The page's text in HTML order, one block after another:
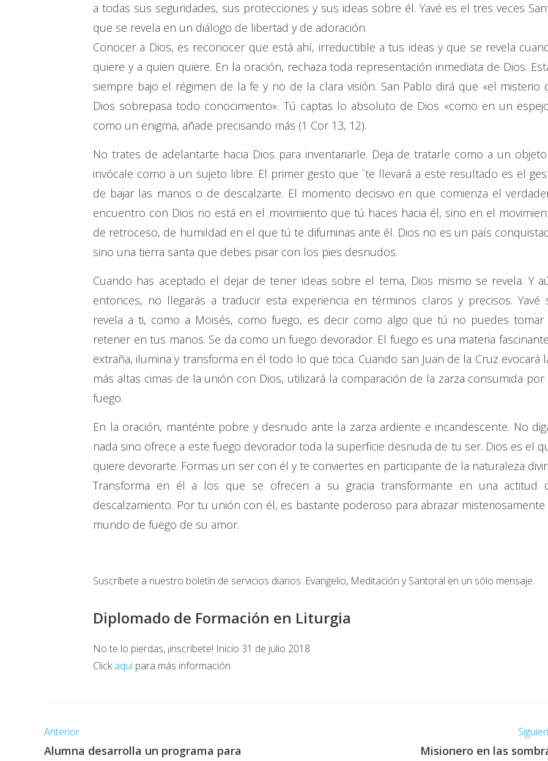
a todas sus seguridades, sus protecciones y sus ideas sobre él. Yavé es el tres veces
que se revela en un diálogo de libertad y de adoración.
Conocer a Dios, es reconocer que está ahí, irreductible a tus ideas y que se revela
quiere y a quien quiere. En la oración, rechaza toda representación inmediata de Dios.
siempre bajo el régimen de la fe y no de la clara visión. San Pablo dirá que «el misterio
Dios sobrepasa todo conocimiento». Tú captas lo absoluto de Dios «como en un
como un enigma, añade precisando más (1 Cor 13, 12).
No trates de adelantarte hacia Dios para inventariarle. Deja de tratarle como a un
invócale como a un sujeto libre. El primer gesto que ´te llevará a este resultado es el
de bajar las manos o de descalzarte. El momento decisivo en que comienza el
encuentro con Dios no está en el movimiento que tú haces hacia él, sino en el
de retroceso, de humildad en el que tú te difuminas ante él. Dios no es un país
sino una tierra santa que debes pisar con los pies desnudos.
Cuando has aceptado el dejar de tener ideas sobre el tema, Dios mismo se revela. Y
entonces, no llegarás a traducir esta experiencia en términos claros y precisos. Yavé
revela a ti, como a Moisés, como fuego, es decir como algo que tú no puedes tomar
retener en tus manos. Se da como un fuego devorador. El fuego es una materia
extraña, ilumina y transforma en él todo lo que toca. Cuando san Juan de la Cruz evocará
más altas cimas de la unión con Dios, utilizará la comparación de la zarza consumida por
fuego.
En la oración, manténte pobre y desnudo ante la zarza ardiente e incandescente. No
nada sino ofrece a este fuego devorador toda la superficie desnuda de tu ser. Dios es el
quiere devorarte. Formas un ser con él y te conviertes en participante de la naturaleza
Transforma en él a los que se ofrecen a su gracia transformante en una actitud
descalzamiento. Por tu unión con él, es bastante poderoso para abrazar misteriosamente
mundo de fuego de su amor.
Suscríbete a nuestro boletín de servicios diarios. Evangelio, Meditación y Santoral en un sólo mensaje.
Diplomado de Formación en Liturgia
No te lo pierdas, ¡inscríbete! Inicio 31 de julio 2018
Clickaquípara más información
Anterior
Alumna desarrolla un programa para
Misionero en las